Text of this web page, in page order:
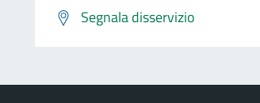
Segnala disservizio